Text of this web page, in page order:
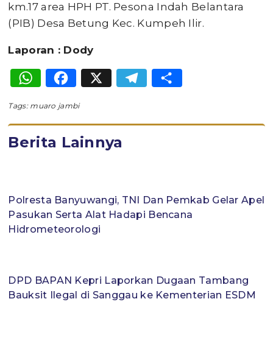
km.17 area HPH PT. Pesona Indah Belantara
(PIB) Desa Betung Kec. Kumpeh Ilir.
Laporan : Dody
WhatsApp
Facebook
X Telegram
Tags: muaro jambi
Berita Lainnya
Polresta Banyuwangi, TNI Dan Pemkab Gelar Apel
Pasukan Serta Alat Hadapi Bencana
Hidrometeorologi
DPD BAPAN Kepri Laporkan Dugaan Tambang
Bauksit Ilegal di Sanggau ke Kementerian ESDM